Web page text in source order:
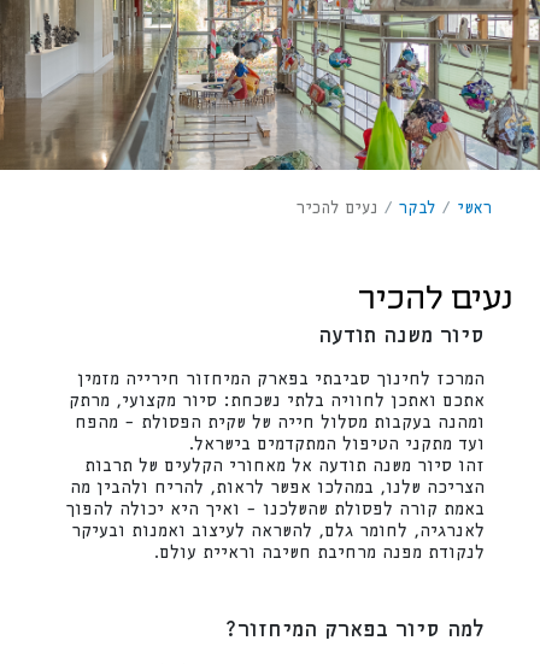
ראשי /לבקר / נעים להכיר
נעים להכיר
סיור משנה תודעה
המרכז לחינוך סביבתי בפארק המיחזור חירייה מזמין
אתכם ואתכן לחוויה בלתי נשכחת: סיור מקצועי, מרתק
ומהנה בעקבות מסלול חייה של שקית הפסולת – מהפח
ועד מתקני הטיפול המתקדמים בישראל.
זהו סיור משנה תודעה אל מאחורי הקלעים של תרבות
הצריכה שלנו, במהלכו אפשר לראות, להריח ולהבין מה
באמת קורה לפסולת שהשלכנו – ואיך היא יכולה להפוך
לאנרגיה, לחומר גלם, להשראה לעיצוב ואמנות ובעיקר
לנקודת מפנה מרחיבת חשיבה וראיית עולם.
למה סיור בפארק המיחזור?